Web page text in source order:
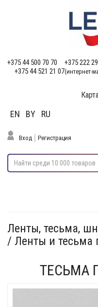
+375 44 500 70 70
+375 222
+375 44 521 21 07(интернет-
EN BY RU
Вход Регистрация
Ленты, тесьма,
/ Ленты и тесьма
ТЕСЬМА